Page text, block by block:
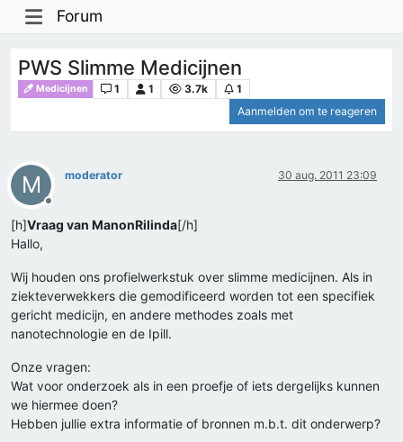
Forum
PWS Slimme Medicijnen
Medicijnen 1 1 3.7k
1
Aanmelden om te reageren
M
Offline
moderator 30 aug. 2011 23:09
[h]Vraag van ManonRilinda[/h]
Hallo,
Wij houden ons profielwerkstuk over slimme medicijnen. Als in
ziekteverwekkers die gemodificeerd worden tot een specifiek
gericht medicijn, en andere methodes zoals met
nanotechnologie en de Ipill.
Onze vragen:
Wat voor onderzoek als in een proefje of iets dergelijks kunnen
we hiermee doen?
Hebben jullie extra informatie of bronnen m.b.t. dit onderwerp?